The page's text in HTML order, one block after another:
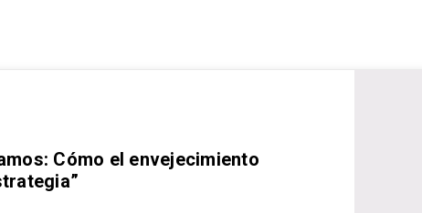
Cómo el envejecimiento